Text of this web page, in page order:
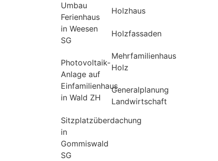
Umbau
Ferienhaus
in Weesen
SG
Photovoltaik-
Anlage auf
Einfamilienhaus
in Wald ZH
Sitzplatzüberdachung
in
Gommiswald
SG
Holzhaus
Holzfassaden
Mehrfamilienhaus
Holz
Generalplanung
Landwirtschaft